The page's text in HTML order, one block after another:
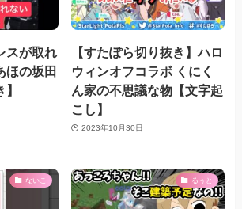
スが取れ
ほの坂田
【すたぽら切り抜き】ハロ
ウィンオフコラボ くにく
ん家の不思議な物【文字起
こし】
2023年10月30日
ないこ るぅと